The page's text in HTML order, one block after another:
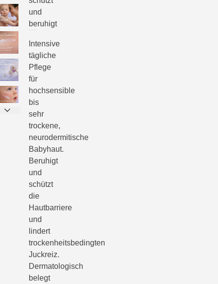
und
beruhigt
Intensive
tägliche
Pflege
für
hochsensible
bis
sehr
trockene,
neurodermitische
Babyhaut.
Beruhigt
und
schützt
die
Hautbarriere
und
lindert
trockenheitsbedingten
Juckreiz.
Dermatologisch
belegt